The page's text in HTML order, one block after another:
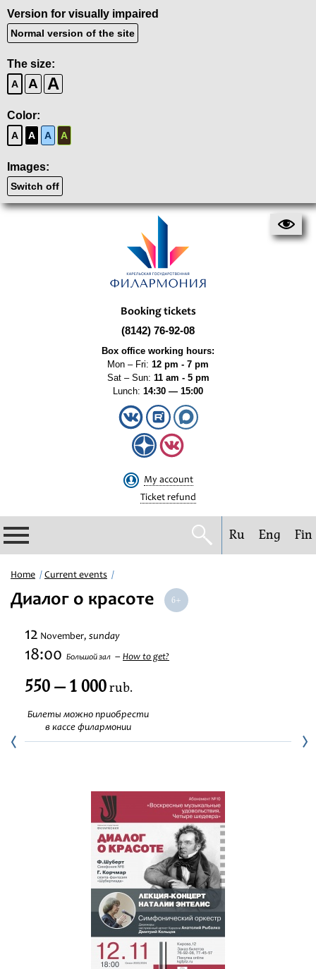
Version for visually impaired
Normal version of the site
The size:
A A A
Color:
A A A A
Images:
Switch off
Booking tickets
(8142) 76-92-08
Box office working hours:
Mon – Fri: 12 pm - 7 pm
Sat – Sun: 11 am - 5 pm
Lunch: 14:30 — 15:00
My account
Ticket refund
Philharmonic
Current events
Festivals
Ru Eng Fin
Home Current events
Диалог о красоте
12 November, sunday
18:00 Большой зал How to get?
550 — 1 000rub.
Билеты можно приобрести
в кассе филармонии